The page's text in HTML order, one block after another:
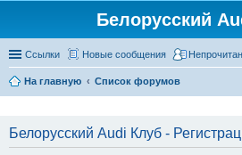
Белорусский
Ссылки Новые сообщения
На главную
Список форумов
Белорусский Audi Клуб -